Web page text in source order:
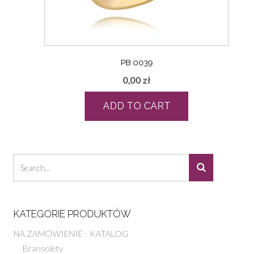
PB 0039
0,00 zł
ADD TO CART
KATEGORIE PRODUKTÓW
NA ZAMÓWIENIE - KATALOG
Bransolety